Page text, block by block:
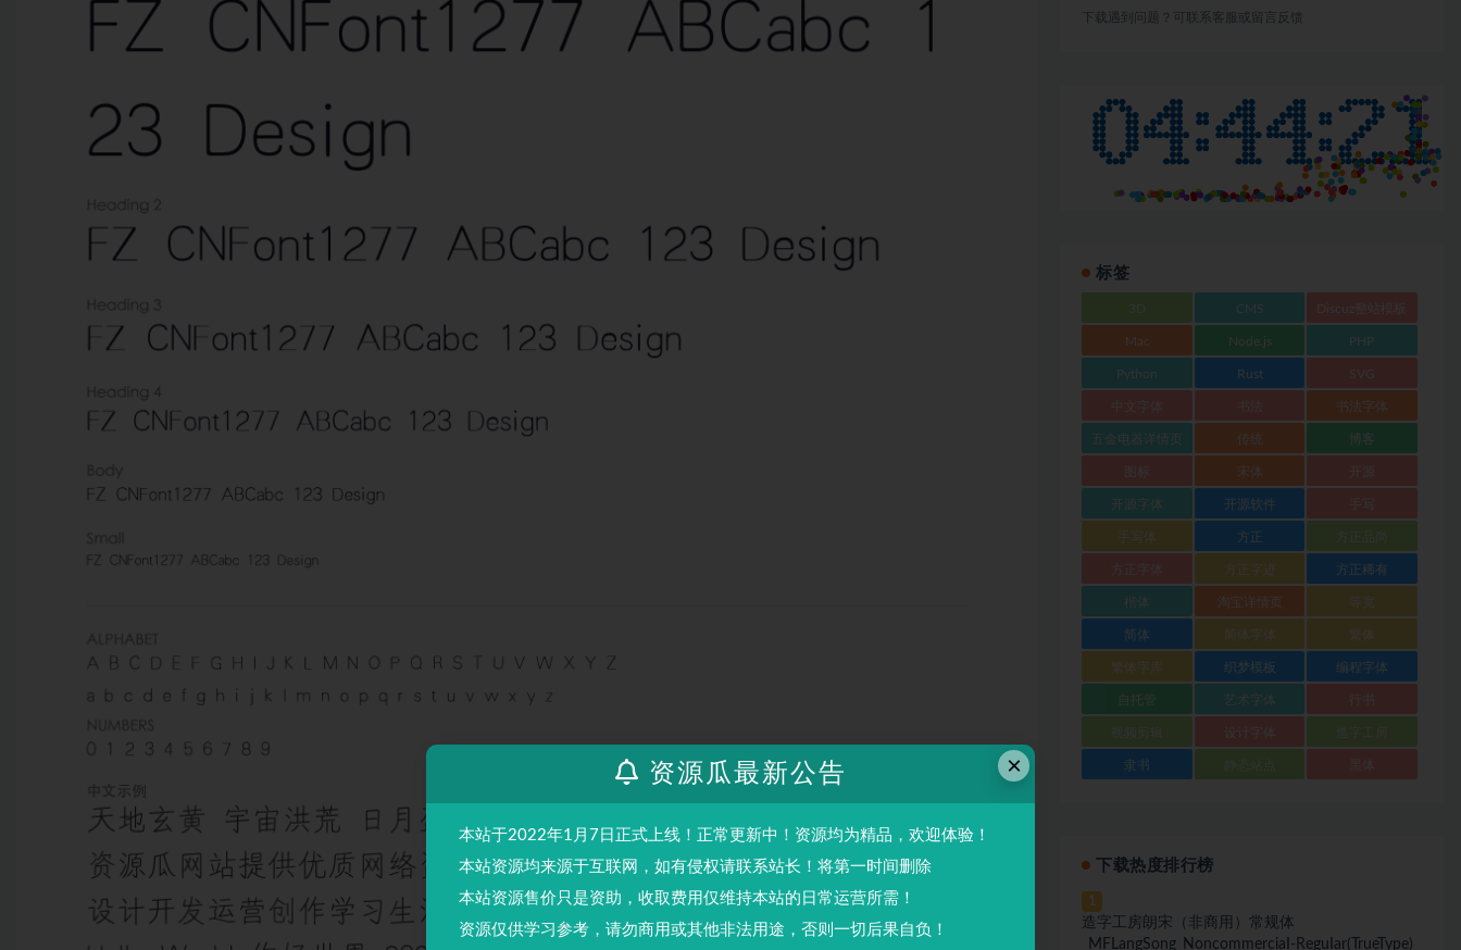
下载遇到问题？可联系客服或留言反馈
标签
CMS
Mac Node.js PHP
Python Rust
书法字体
五金电器详情页 传统 博客
宋体
开源字体 开源软件
手写体 方正
方正字迹 方正稀有
楷体 淘宝详情页 等宽
简体 简体字体 繁体
繁体字库 织梦模板 编程字体
自托管 艺术字体
隶书
下载热度排行榜
1
造字工房朗宋（非商用）常规体
_MFLangSong_NoncommerciaI-ReguIar(TrueType)
×
资源瓜最新公告
本站于2022年1月7日正式上线！正常更新中！资源均为精品，欢迎体验！
本站资源均来源于互联网，如有侵权请联系站长！将第一时间删除
本站资源售价只是资助，收取费用仅维持本站的日常运营所需！
资源仅供学习参考，请勿商用或其他非法用途，否则一切后果自负！